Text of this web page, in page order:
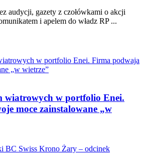
audycji, gazety z czołówkami o akcji
i apelem do władz RP ...
wiatrowych w portfolio Enei.
moce zainstalowane „w